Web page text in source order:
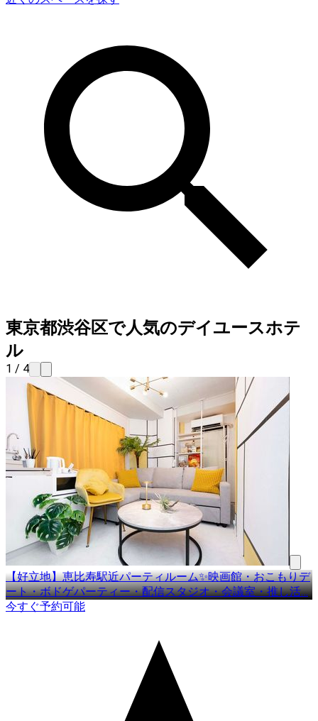
東京都渋谷区で人気のデイユースホテ
ル
1 / 4
【好立地】恵比寿駅近パーティルーム✨映画館・おこもりデ
ート・ボドゲパーティー・配信スタジオ・会議室・推し活…
今すぐ予約可能